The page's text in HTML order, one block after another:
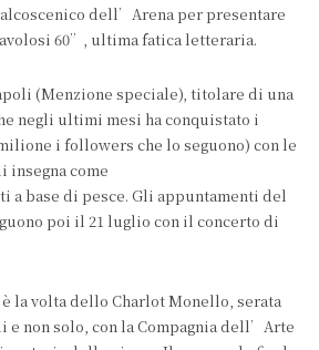
dell’Arena per presentare
60”, ultima fatica letteraria.
(Menzione speciale), titolare di una
negli ultimi mesi ha conquistato i
i followers che lo seguono) con le
come
a base di pesce. Gli appuntamenti del
poi il 21 luglio con il concerto di
la volta dello Charlot Monello, serata
non solo, con la Compagnia dell’Arte